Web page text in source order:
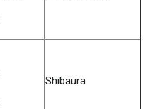
Shibaura